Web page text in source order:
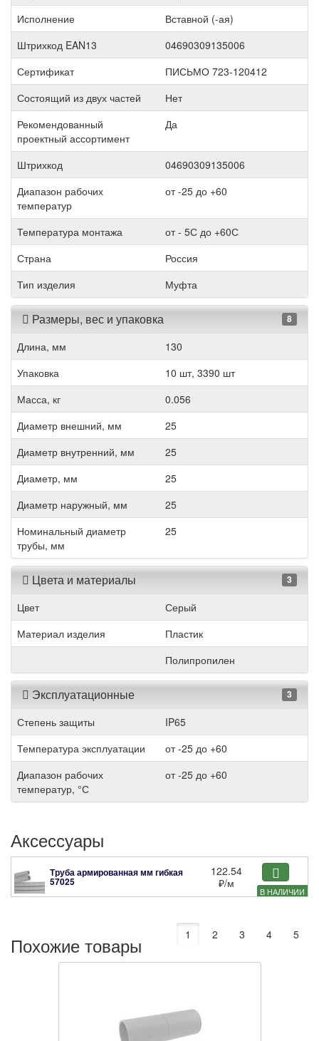
Исполнение
Вставной (-ая)
Штрихкод EAN13
04690309135006
Сертификат
ПИСЬМО 723-120412
Состоящий из двух частей
Нет
Рекомендованный
проектный ассортимент
Да
Штрихкод
04690309135006
Диапазон рабочих
температур
от -25 до +60
Температура монтажа
от - 5С до +60С
Страна
Россия
Тип изделия
Муфта
Размеры, вес и упаковка 8
Длина, мм
130
Упаковка
10 шт, 3390 шт
Масса, кг
0.056
Диаметр внешний, мм
25
Диаметр внутренний, мм
25
Диаметр, мм
25
Диаметр наружный, мм
25
Номинальный диаметр
трубы, мм
25
Цвета и материалы 3
Цвет
Серый
Материал изделия
Пластик
Полипропилен
Эксплуатационные 3
Степень защиты
IP65
Температура эксплуатации
от -25 до +60
Диапазон рабочих
температур, °С
от -25 до +60
Аксессуары
В НАЛИЧИИ
Труба армированная мм гибкая
57025
122.54
₽/м
Похожие товары 1 2 3 4 5